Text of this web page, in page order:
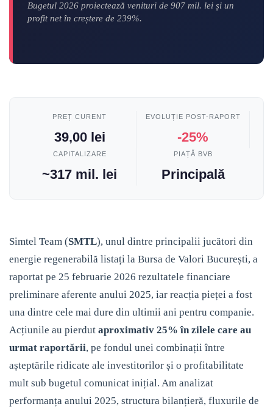
Bugetul 2026 proiectează venituri de 907 mil. lei și un
profit net în creștere de 239%.
PREȚ CURENT
39,00 lei
EVOLUȚIE POST-RAPORT
-25%
CAPITALIZARE
~317 mil. lei
PIAȚĂ BVB
Principală
Simtel Team (SMTL), unul dintre principalii jucători din
energie regenerabilă listați la Bursa de Valori București, a
raportat pe 25 februarie 2026 rezultatele financiare
preliminare aferente anului 2025, iar reacția pieței a fost
una dintre cele mai dure din ultimii ani pentru companie.
Acțiunile au pierdut aproximativ 25% în zilele care au
urmat raportării, pe fondul unei combinații între
așteptările ridicate ale investitorilor și o profitabilitate
mult sub bugetul comunicat inițial. Am analizat
performanța anului 2025, structura bilanțieră, fluxurile de